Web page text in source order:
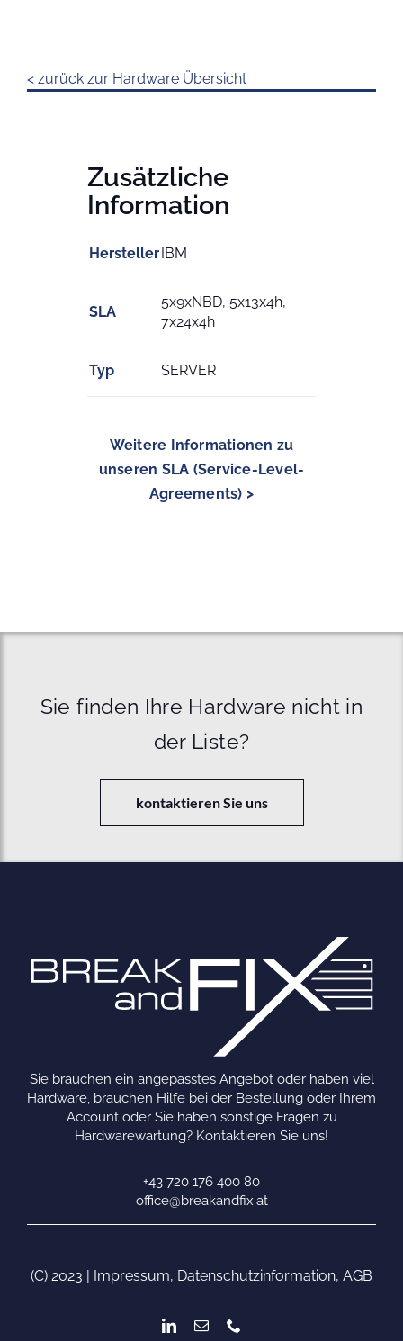
< zurück zur Hardware Übersicht
Zusätzliche
Information
HerstellerIBM
SLA
5x9xNBD, 5x13x4h,
7x24x4h
Typ SERVER
Weitere Informationen zu
unseren SLA (Service-Level-
Agreements) >
Sie finden Ihre Hardware nicht in
der Liste?
kontaktieren Sie uns
Sie brauchen ein angepasstes Angebot oder haben viel
Hardware, brauchen Hilfe bei der Bestellung oder Ihrem
Account oder Sie haben sonstige Fragen zu
Hardwarewartung? Kontaktieren Sie uns!
+43 720 176 400 80
office@breakandfix.at
(C) 2023 | Impressum, Datenschutzinformation, AGB